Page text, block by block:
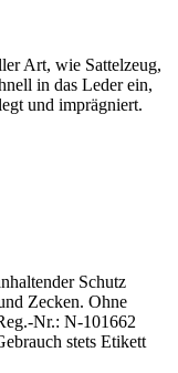
Art, wie Sattelzeug,
in das Leder ein,
und imprägniert.
Schutz
Zecken. Ohne
Nr.: N-101662
stets Etikett